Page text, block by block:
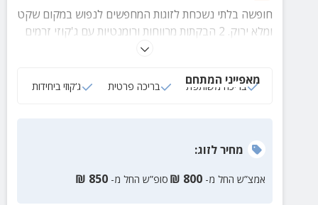
חופשה בלתי נשכחת לזוגות המחפשים לנפוש במקום שקט
ומלא ירוק. 2 הבקתות מרווחות ורומנטיות עם ג'קוזי זרמים
מפנק, מיטה זוגית מחבקת ועוד. חצר המתחם כוללת
הסוויטה
מאפייני המתחם
בריכה משותפת בריכה פרטית ג‘קוזי ביחידות
מחירלזוג:
אמצ”ש החל מ- 800
₪ סופ”ש החל מ- 850
₪